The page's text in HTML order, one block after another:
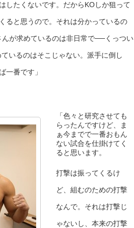
したくないです。だからKOしか狙って
ると思うので。それは分かっているの
が求めているのは非日常で──くっつい
いるのはそこじゃない。派手に倒し
一番です」
「色々と研究させても
らったんですけど、ま
ぁ今までで一番おもん
ない試合を仕掛けてく
ると思います。
打撃は振ってくるけ
ど、組むのための打撃
なんで。それは打撃じ
ゃないし、本来の打撃